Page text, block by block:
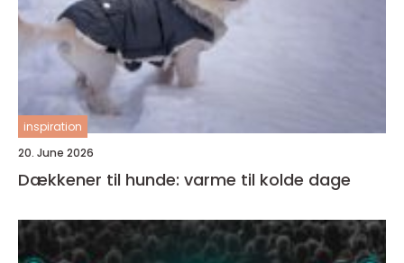
inspiration
20. June 2026
Dækkener til hunde: varme til kolde dage